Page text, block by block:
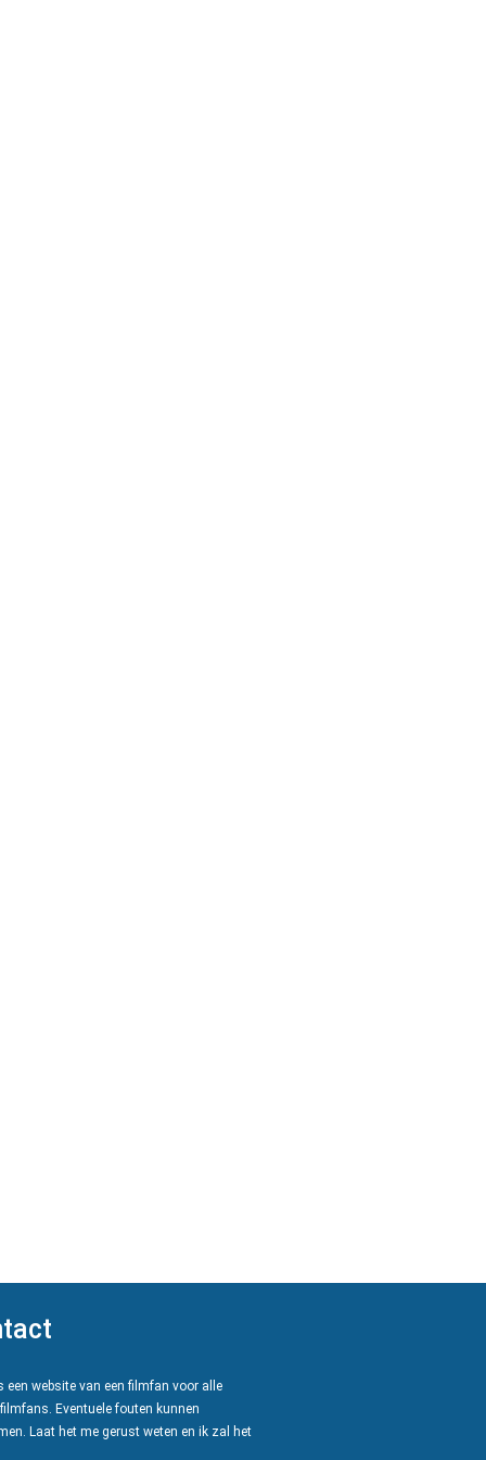
een website van een filmfan voor alle
Eventuele fouten kunnen
Laat het me gerust weten en ik zal het